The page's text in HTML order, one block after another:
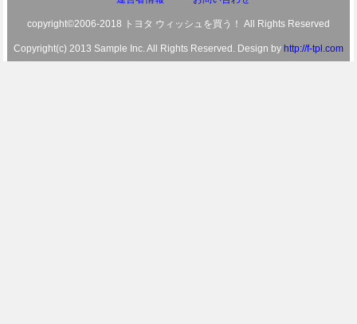
copyright©2006-2018 トヨタ ウィッシュを買う！ All Rights Reserved
Copyright(c) 2013 Sample Inc. All Rights Reserved. Design by http://f-tpl.com